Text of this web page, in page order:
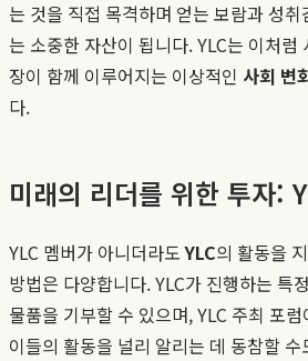
는 것을 직접 목격하며 얻는 보람과 성
는 소중한 자산이 됩니다. YLC는 이처럼
장이 함께 이루어지는 이상적인 사회 변
다.
미래의 리더를 위한 투자:
YLC 멤버가 아니더라도YLC의 활동을
방법은 다양합니다. YLC가 진행하는 특
물품을 기부할 수 있으며, YLC 주최 포
이들의 활동을 널리 알리는 데 동참할